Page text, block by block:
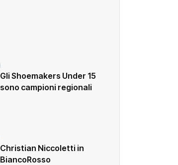
Gli Shoemakers Under 15
sono campioni regionali
Christian Niccoletti in
BiancoRosso